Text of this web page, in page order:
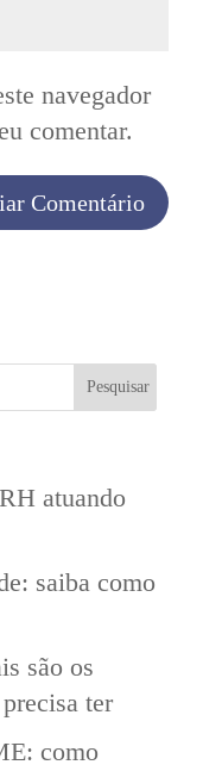
navegador
comentar.
atuando
saiba como
são os
ter
como